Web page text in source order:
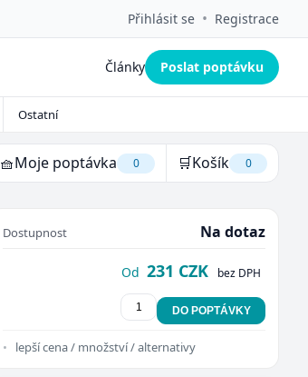
Přihlásit se • Registrace
Články Poslat poptávku
Ostatní
🧺Moje poptávka 0 🛒Košík 0
Dostupnost Na dotaz
Od 231 CZK bez DPH
DO POPTÁVKY
lepší cena / množství / alternativy